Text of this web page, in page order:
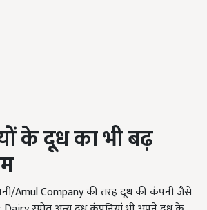
के दूध का भी बढ़
Amul Company की तरह दूध की कंपनी जैसे